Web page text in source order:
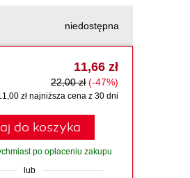
niedostępna
11,66 zł
22,00 zł (-47%)
zł najniższa cena z 30 dni
do koszyka
po opłaceniu zakupu
lub